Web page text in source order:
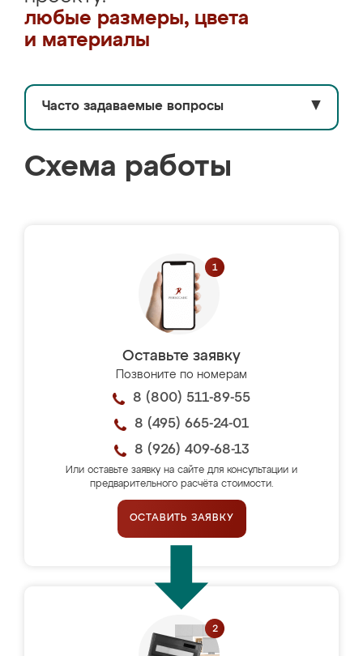
любые размеры, цвета
и материалы
Часто задаваемые вопросы ▼
Схема работы
Оставьте заявку
Позвоните по номерам
8 (800) 511-89-55
8 (495) 665-24-01
8 (926) 409-68-13
Или оставьте заявку на сайте для консультации и
предварительного расчёта стоимости.
ОСТАВИТЬ ЗАЯВКУ